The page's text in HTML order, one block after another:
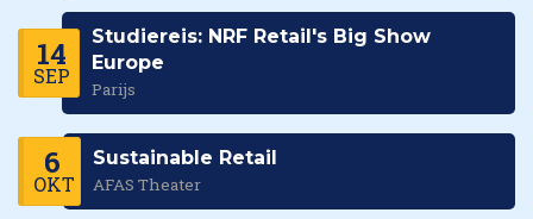
14
SEP
Studiereis: NRF Retail's Big Show
Europe
Parijs
6
OKT
Sustainable Retail
AFAS Theater